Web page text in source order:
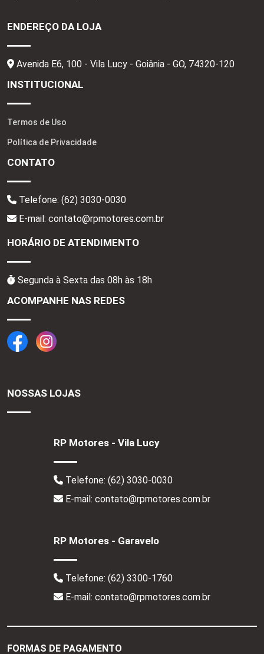
ENDEREÇO DA LOJA
Avenida E6, 100 - Vila Lucy - Goiânia - GO, 74320-120
INSTITUCIONAL
Termos de Uso
Política de Privacidade
CONTATO
Telefone: (62) 3030-0030
E-mail: contato@rpmotores.com.br
HORÁRIO DE ATENDIMENTO
Segunda à Sexta das 08h às 18h
ACOMPANHE NAS REDES
NOSSAS LOJAS
RP Motores - Vila Lucy
Telefone: (62) 3030-0030
E-mail: contato@rpmotores.com.br
RP Motores - Garavelo
Telefone: (62) 3300-1760
E-mail: contato@rpmotores.com.br
FORMAS DE PAGAMENTO